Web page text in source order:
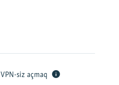
VPN-siz açmaq